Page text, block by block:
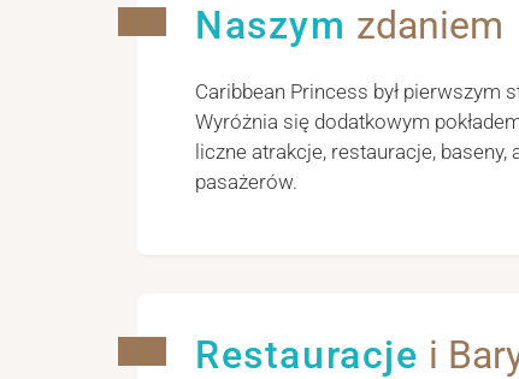
Naszym zdaniem
Caribbean Princess był pierwszym
Wyróżnia się dodatkowym
liczne atrakcje, restauracje,
pasażerów.
Restauracje i